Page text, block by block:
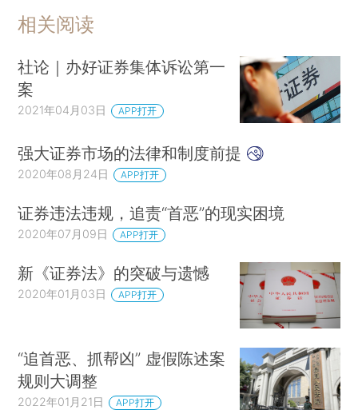
相关阅读
社论｜办好证券集体诉讼第一
案
2021年04月03日 APP打开
强大证券市场的法律和制度前提
2020年08月24日 APP打开
证券违法违规，追责“首恶”的现实困境
2020年07月09日 APP打开
新《证券法》的突破与遗憾
2020年01月03日 APP打开
“追首恶、抓帮凶” 虚假陈述案
规则大调整
2022年01月21日 APP打开